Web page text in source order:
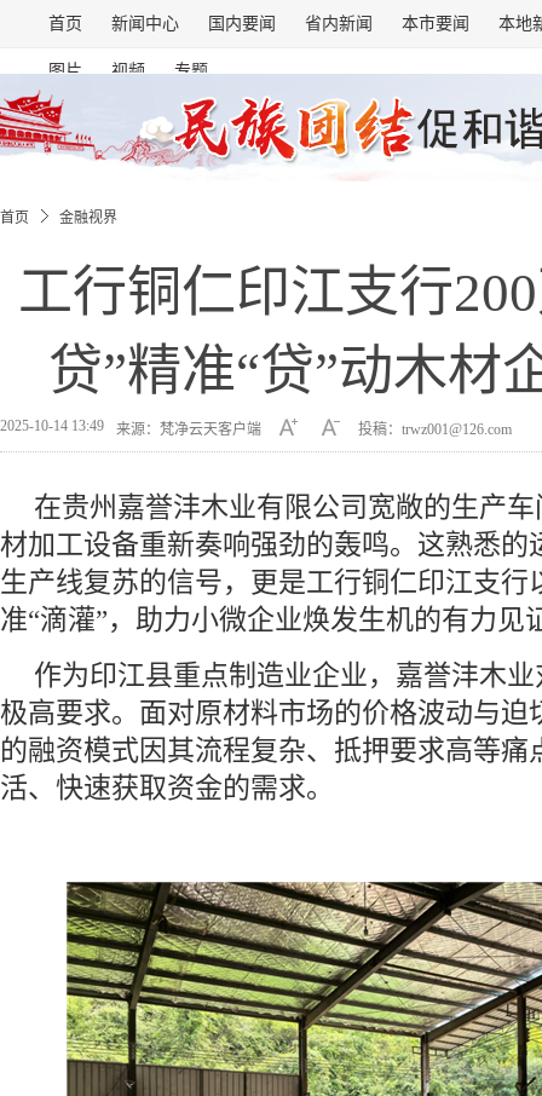
首页 新闻中心 国内要闻 省内新闻 本市要闻 本地
图片 视频 专题
首页 金融视界
工行铜仁印江支行
贷”精准“贷”动木材
2025-10-14 13:49 来源：梵净云天客户端 投稿：trwz001@126.com
在贵州嘉誉沣木业有限公司宽敞的生产
材加工设备重新奏响强劲的轰鸣。这熟悉的
生产线复苏的信号，更是工行铜仁印江支行
准“滴灌”，助力小微企业焕发生机的有力见
作为印江县重点制造业企业，嘉誉沣木
极高要求。面对原材料市场的价格波动与迫
的融资模式因其流程复杂、抵押要求高等痛
活、快速获取资金的需求。